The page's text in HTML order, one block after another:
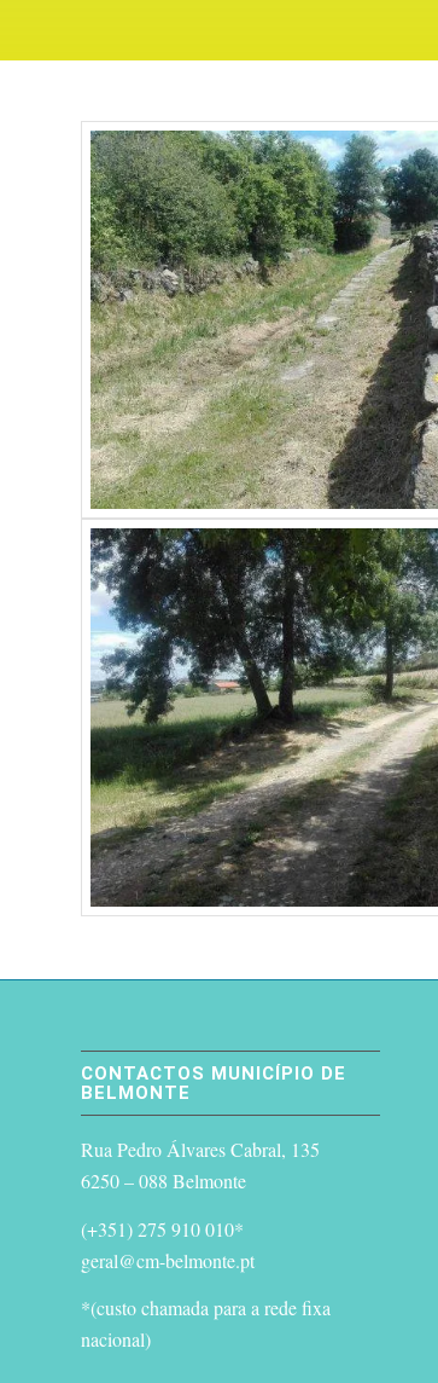
CONTACTOS MUNICÍPIO DE
BELMONTE
Rua Pedro Álvares Cabral, 135
6250 – 088 Belmonte
(+351) 275 910 010*
geral@cm-belmonte.pt
*(custo chamada para a rede fixa
nacional)